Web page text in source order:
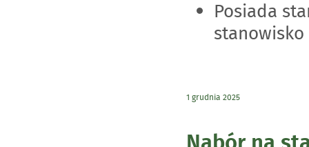
Posiada
stanowisko
1 grudnia 2025